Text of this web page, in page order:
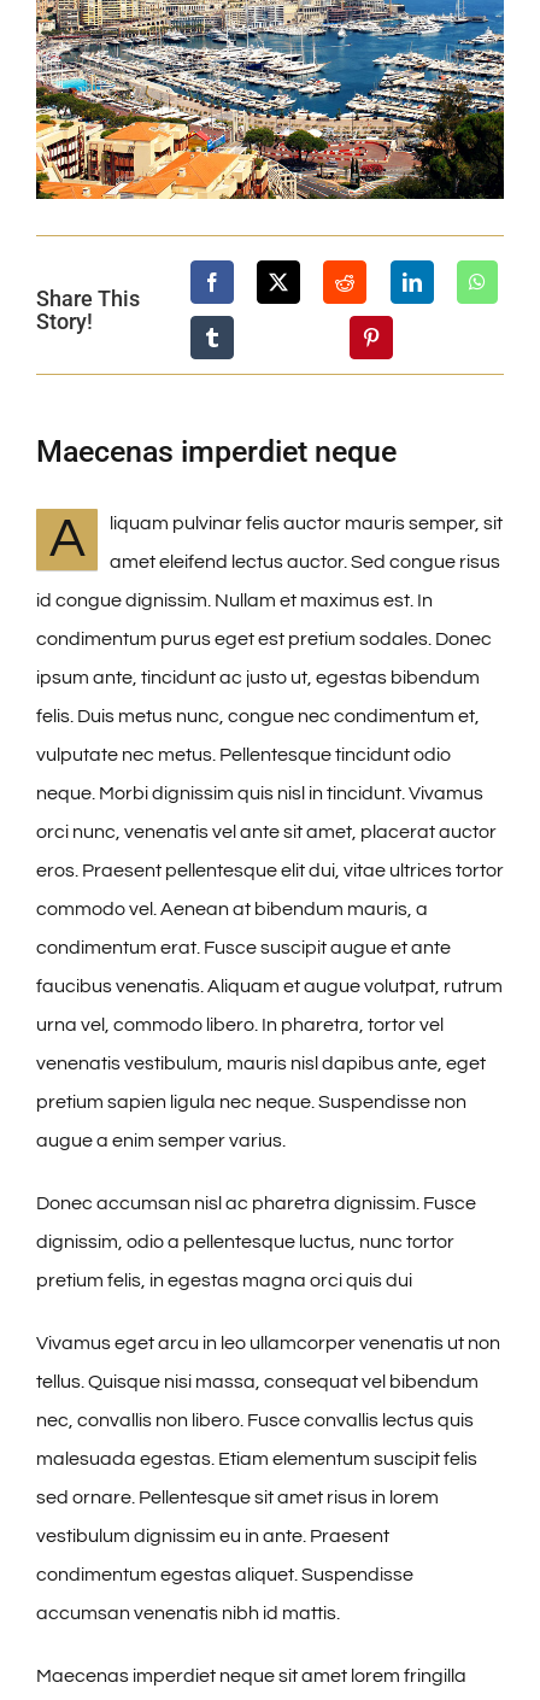
Share This
Story!
Maecenas imperdiet neque
A
liquam pulvinar felis auctor mauris semper, sit
amet eleifend lectus auctor. Sed congue risus
id congue dignissim. Nullam et maximus est. In
condimentum purus eget est pretium sodales. Donec
ipsum ante, tincidunt ac justo ut, egestas bibendum
felis. Duis metus nunc, congue nec condimentum et,
vulputate nec metus. Pellentesque tincidunt odio
neque. Morbi dignissim quis nisl in tincidunt. Vivamus
orci nunc, venenatis vel ante sit amet, placerat auctor
eros. Praesent pellentesque elit dui, vitae ultrices tortor
commodo vel. Aenean at bibendum mauris, a
condimentum erat. Fusce suscipit augue et ante
faucibus venenatis. Aliquam et augue volutpat, rutrum
urna vel, commodo libero. In pharetra, tortor vel
venenatis vestibulum, mauris nisl dapibus ante, eget
pretium sapien ligula nec neque. Suspendisse non
augue a enim semper varius.
Donec accumsan nisl ac pharetra dignissim. Fusce
dignissim, odio a pellentesque luctus, nunc tortor
pretium felis, in egestas magna orci quis dui
Vivamus eget arcu in leo ullamcorper venenatis ut non
tellus. Quisque nisi massa, consequat vel bibendum
nec, convallis non libero. Fusce convallis lectus quis
malesuada egestas. Etiam elementum suscipit felis
sed ornare. Pellentesque sit amet risus in lorem
vestibulum dignissim eu in ante. Praesent
condimentum egestas aliquet. Suspendisse
accumsan venenatis nibh id mattis.
Maecenas imperdiet neque sit amet lorem fringilla